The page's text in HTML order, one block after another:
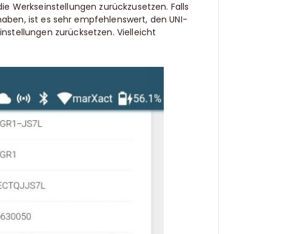
Werkseinstellungen zurückzusetzen. Falls
ist es sehr empfehlenswert, den UNI-
zurücksetzen. Vielleicht